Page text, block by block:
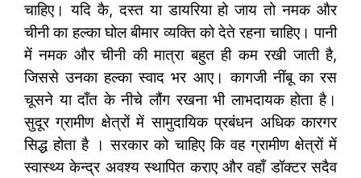
चाहिए। यदि कै, दस्त या डायरिया हो जाय तो नमक और
चीनी का हल्का घोल बीमार व्यक्ति को देते रहना चाहिए। पानी
में नमक और चीनी की मात्रा बहुत ही कम रखी जाती है,
जिससे उनका हल्का स्वाद भर आए। कागजी नींबू का रस
चूसने या दाँत के नीचे लौंग रखना भी लाभदायक होता है।
सुदूर ग्रामीण क्षेत्रों में सामुदायिक प्रबंधन अधिक कारगर
सिद्ध होता है । सरकार को चाहिए कि वह ग्रामीण क्षेत्रों में
स्वास्थ्य केन्द्र अवश्य स्थापित कराए और वहाँ डॉक्टर सदैव